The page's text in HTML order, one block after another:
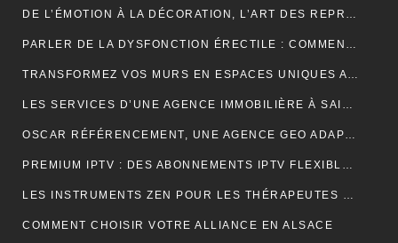
DE L’ÉMOTION À LA DÉCORATION, L’ART DES REPRODUCTIONS QUI DONNENT VIE À VOS MURS
PARLER DE LA DYSFONCTION ÉRECTILE : COMMENT BRISER LE TABOU ?
TRANSFORMEZ VOS MURS EN ESPACES UNIQUES AVEC UN STICKERS PERSONNALISÉ C-STICKERS
LES SERVICES D’UNE AGENCE IMMOBILIÈRE À SAINT-CYR-SUR-MER EXPLIQUÉS EN DÉTAIL
OSCAR RÉFÉRENCEMENT, UNE AGENCE GEO ADAPTÉE AUX MOTEURS GÉNÉRATIFS
PREMIUM IPTV : DES ABONNEMENTS IPTV FLEXIBLES, STABLES ET COMPLETS
LES INSTRUMENTS ZEN POUR LES THÉRAPEUTES ET PRATIQUANTS DE YOGA
COMMENT CHOISIR VOTRE ALLIANCE EN ALSACE